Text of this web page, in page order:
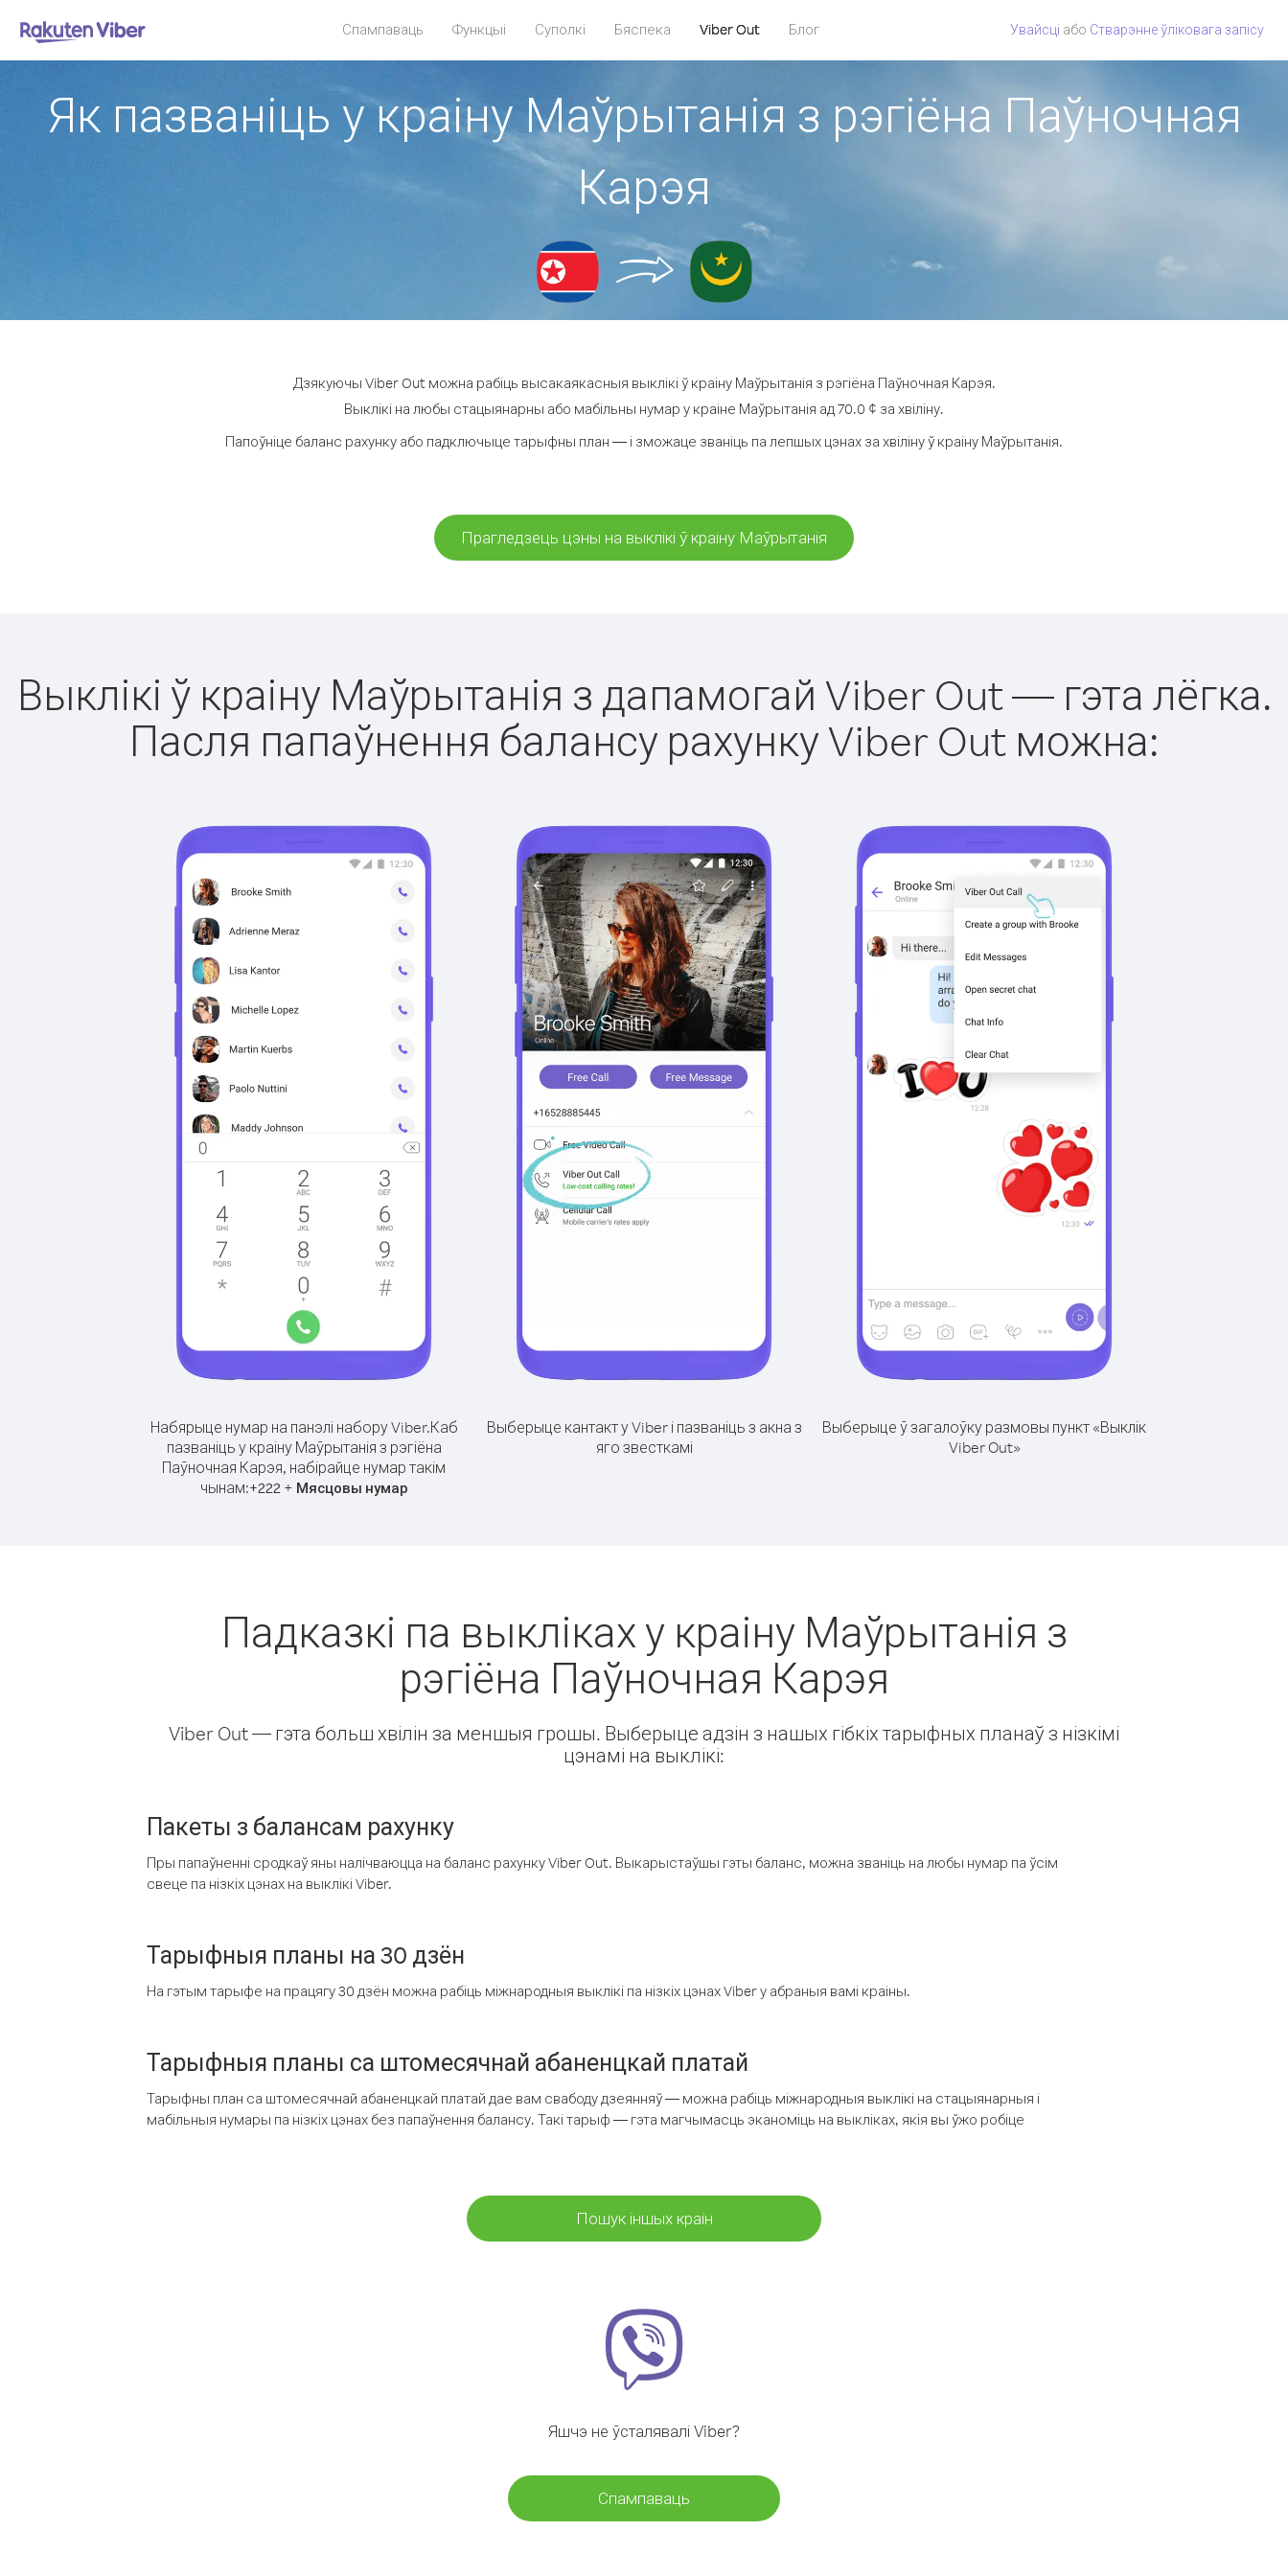
Спампаваць Функцыі Суполкі Бяспека Viber Out Блог Увайсці або Стварэнне ўліковага запісу
Як пазваніць у краіну Маўрытанія з рэгіёна Паўночная
Карэя
Дзякуючы Viber Out можна рабіць высакаякасныя выклікі ў краіну Маўрытанія з рэгіёна Паўночная Карэя.
Выклікі на любы стацыянарны або мабільны нумар у краіне Маўрытанія ад 70.0 ¢ за хвіліну.
Папоўніце баланс рахунку або падключыце тарыфны план — і зможаце званіць па лепшых цэнах за хвіліну ў краіну Маўрытанія.
Прагледзець цэны на выклікі ў краіну Маўрытанія
Выклікі ў краіну Маўрытанія з дапамогай Viber Out — гэта лёгка.
Пасля папаўнення балансу рахунку Viber Out можна:
Набярыце нумар на панэлі набору Viber.Каб
пазваніць у краіну Маўрытанія з рэгіёна
Паўночная Карэя, набірайце нумар такім
чынам:+222+ Мясцовы нумар
Выберыце кантакт у Viber і пазваніць з акна з
яго звесткамі
Выберыце ў загалоўку размовы пункт «Выклік
Viber Out»
Падказкі па выкліках у краіну Маўрытанія з
рэгіёна Паўночная Карэя
Viber Out — гэта больш хвілін за меншыя грошы. Выберыце адзін з нашых гібкіх тарыфных планаў з нізкімі
цэнамі на выклікі:
Пакеты з балансам рахунку
Пры папаўненні сродкаў яны налічваюцца на баланс рахунку Viber Out. Выкарыстаўшы гэты баланс, можна званіць на любы нумар па ўсім
свеце па нізкіх цэнах на выклікі Viber.
Тарыфныя планы на 30 дзён
На гэтым тарыфе на працягу 30 дзён можна рабіць міжнародныя выклікі па нізкіх цэнах Viber у абраныя вамі краіны.
Тарыфныя планы са штомесячнай абаненцкай платай
Тарыфны план са штомесячнай абаненцкай платай дае вам свабоду дзеянняў — можна рабіць міжнародныя выклікі на стацыянарныя і
мабільныя нумары па нізкіх цэнах без папаўнення балансу. Такі тарыф — гэта магчымасць эканоміць на выкліках, якія вы ўжо робіце
Пошук іншых краін
Яшчэ не ўсталявалі Viber?
Спампаваць